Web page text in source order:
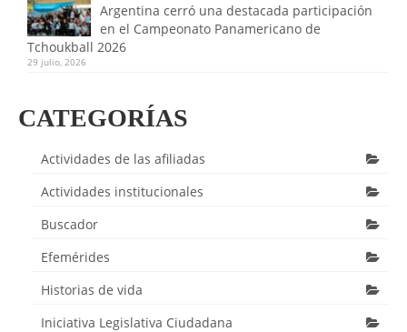
Argentina cerró una destacada participación
en el Campeonato Panamericano de
Tchoukball 2026
29 julio, 2026
CATEGORÍAS
Actividades de las afiliadas
Actividades institucionales
Buscador
Efemérides
Historias de vida
Iniciativa Legislativa Ciudadana